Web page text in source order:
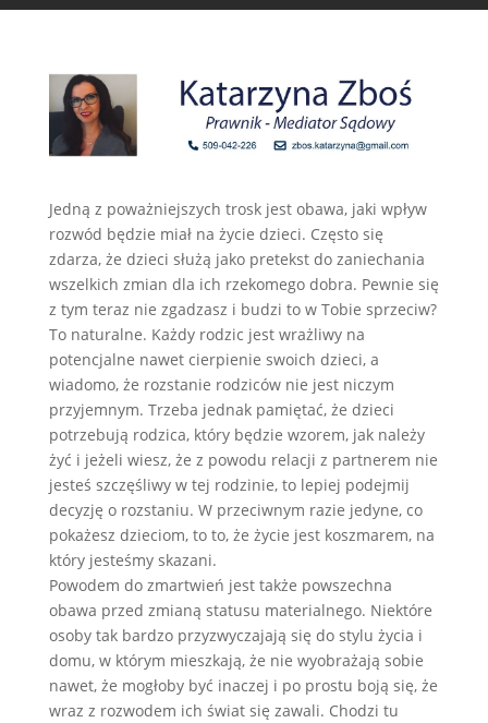
Jedną z poważniejszych trosk jest obawa, jaki wpływ
rozwód będzie miał na życie dzieci. Często się
zdarza, że dzieci służą jako pretekst do zaniechania
wszelkich zmian dla ich rzekomego dobra. Pewnie się
z tym teraz nie zgadzasz i budzi to w Tobie sprzeciw?
To naturalne. Każdy rodzic jest wrażliwy na
potencjalne nawet cierpienie swoich dzieci, a
wiadomo, że rozstanie rodziców nie jest niczym
przyjemnym. Trzeba jednak pamiętać, że dzieci
potrzebują rodzica, który będzie wzorem, jak należy
żyć i jeżeli wiesz, że z powodu relacji z partnerem nie
jesteś szczęśliwy w tej rodzinie, to lepiej podejmij
decyzję o rozstaniu. W przeciwnym razie jedyne, co
pokażesz dzieciom, to to, że życie jest koszmarem, na
który jesteśmy skazani.
Powodem do zmartwień jest także powszechna
obawa przed zmianą statusu materialnego. Niektóre
osoby tak bardzo przyzwyczajają się do stylu życia i
domu, w którym mieszkają, że nie wyobrażają sobie
nawet, że mogłoby być inaczej i po prostu boją się, że
wraz z rozwodem ich świat się zawali. Chodzi tu